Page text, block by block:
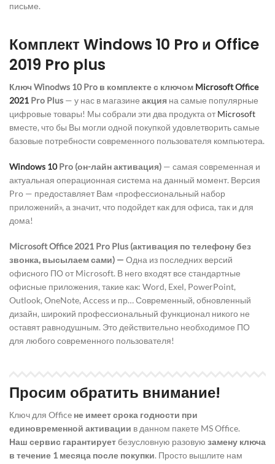
письме.
Комплект Windows 10 Pro и Office
2019 Pro plus
Ключ Winodws 10 Pro в комплекте с ключом MicrosoftOffice
2021 Pro Plus — у нас в магазине акция на самые популярные
цифровые товары! Мы собрали эти два продукта от Microsoft
вместе, что бы Вы могли одной покупкой удовлетворить самые
базовые потребности современного пользователя компьютера.
Windows 10Pro (он-лайн активация) — самая современная и
актуальная операционная система на данный момент. Версия
Pro — предоставляет Вам «профессиональный набор
приложений», а значит, что подойдет как для офиса, так и для
дома!
Microsoft Office 2021 Pro Plus (активация по телефону без
звонка, высылаем сами) — Одна из последних версий
офисного ПО от Microsoft. В него входят все стандартные
офисные приложения, такие как: Word, Exel, PowerPoint,
Outlook, OneNote, Access и пр… Современный, обновленный
дизайн, широкий профессиональный функционал никого не
оставят равнодушным. Это действительно необходимое ПО
для любого современного пользователя!
Просим обратить внимание!
Ключ для Office не имеет срока годности при
единовременной активации в данном пакете MS Office.
Наш сервис гарантирует безусловную разовую замену ключа
в течение 1 месяца после покупки. Просто вышлите нам